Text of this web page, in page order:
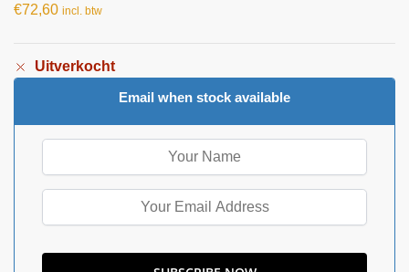
€72,60 incl. btw
Uitverkocht
Email when stock available